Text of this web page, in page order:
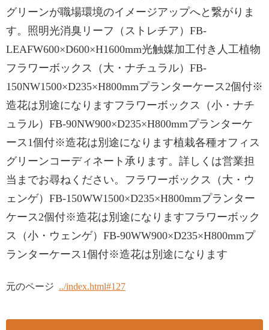
グリーンが職場環境のイメージアップへと繋がりま
す。照明光消臭リーフ（ストレチア）FB-
LEAFW600×D600×H1600mm光触媒加工付き人工植物
フラワーボックス（大・ナチュラル）FB-
150NW1500×D235×H800mmプランターケース2個付※
造花は別途になりますフラワーボックス（小・ナチ
ュラル）FB-90NW900×D235×H800mmプランターケ
ース1個付※造花は別途になります植栽各種オフィス
グリーンコーディネート承ります。詳しくは営業担
当までお尋ねください。フラワーボックス（大・ウ
ェンゲ）FB-150WW1500×D235×H800mmプランター
ケース2個付※造花は別途になりますフラワーボック
ス（小・ウェンゲ）FB-90WW900×D235×H800mmプ
ランターケース1個付※造花は別途になります
元のページ ../index.html#127